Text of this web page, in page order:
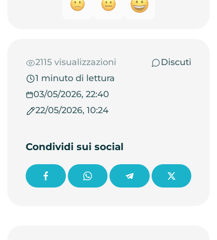
2115 visualizzazioni
Discuti
1 minuto di lettura
03/05/2026, 22:40
22/05/2026, 10:24
Condividi sui social